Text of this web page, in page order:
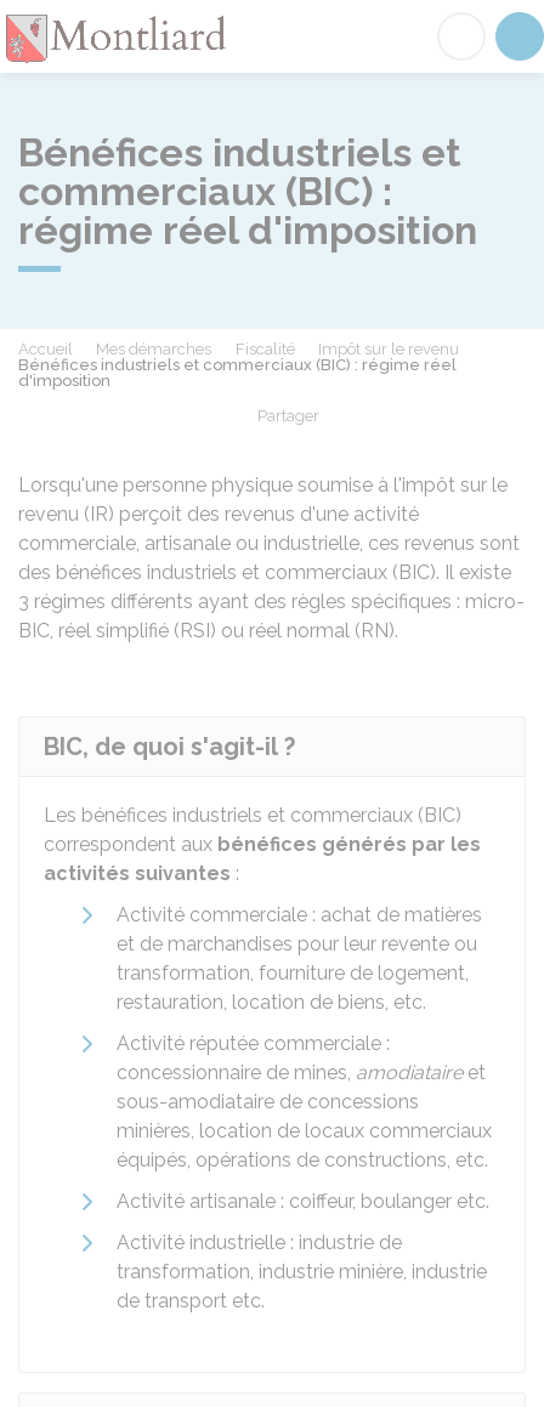
Bénéfices industriels et
commerciaux (BIC) :
régime réel d'imposition
Accueil Mes démarches Fiscalité
Impôt sur le revenu
Bénéfices industriels et commerciaux (BIC) : régime réel
d'imposition
Partager
Lorsqu'une personne physique soumise à l'impôt sur le
revenu (IR) perçoit des revenus d'une activité
commerciale, artisanale ou industrielle, ces revenus sont
des bénéfices industriels et commerciaux (BIC). Il existe
3 régimes différents ayant des règles spécifiques : micro-
BIC, réel simplifié (RSI) ou réel normal (RN).
BIC, de quoi s'agit-il ?
Les bénéfices industriels et commerciaux (BIC)
correspondent aux bénéfices générés par les
activités suivantes :
Activité commerciale : achat de matières
et de marchandises pour leur revente ou
transformation, fourniture de logement,
restauration, location de biens, etc.
Activité réputée commerciale :
concessionnaire de mines, amodiataireet
sous-amodiataire de concessions
minières, location de locaux commerciaux
équipés, opérations de constructions, etc.
Activité artisanale : coiffeur, boulanger etc.
Activité industrielle : industrie de
transformation, industrie minière, industrie
de transport etc.